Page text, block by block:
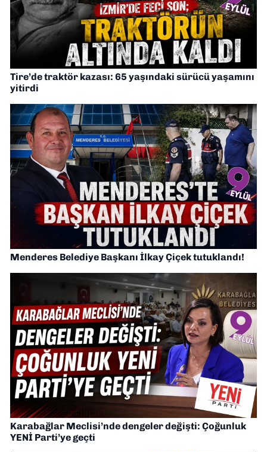
Tire’de traktör kazası: 65 yaşındaki sürücü yaşamını
yitirdi
Menderes Belediye Başkanı İlkay Çiçek tutuklandı!
Karabağlar Meclisi’nde dengeler değişti: Çoğunluk
YENİ Parti’ye geçti